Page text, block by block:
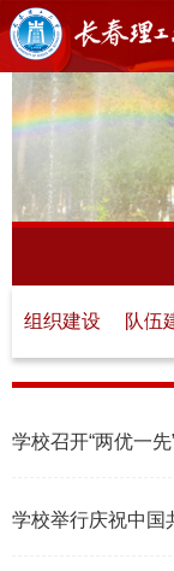
组织建设 队伍
学校召开“两优一
学校举行庆祝中国